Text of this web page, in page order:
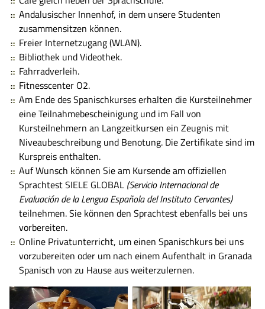
Andalusischer Innenhof, in dem unsere Studenten
zusammensitzen können.
Freier Internetzugang (WLAN).
Bibliothek und Videothek.
Fahrradverleih.
Fitnesscenter O2.
Am Ende des Spanischkurses erhalten die Kursteilnehmer
eine Teilnahmebescheinigung und im Fall von
Kursteilnehmern an Langzeitkursen ein Zeugnis mit
Niveaubeschreibung und Benotung. Die Zertifikate sind im
Kurspreis enthalten.
Auf Wunsch können Sie am Kursende am offiziellen
Sprachtest SIELE GLOBAL (Servicio Internacional de
Evaluación de la Lengua Española del Instituto Cervantes)
teilnehmen. Sie können den Sprachtest ebenfalls bei uns
vorbereiten.
Online Privatunterricht, um einen Spanischkurs bei uns
vorzubereiten oder um nach einem Aufenthalt in Granada
Spanisch von zu Hause aus weiterzulernen.